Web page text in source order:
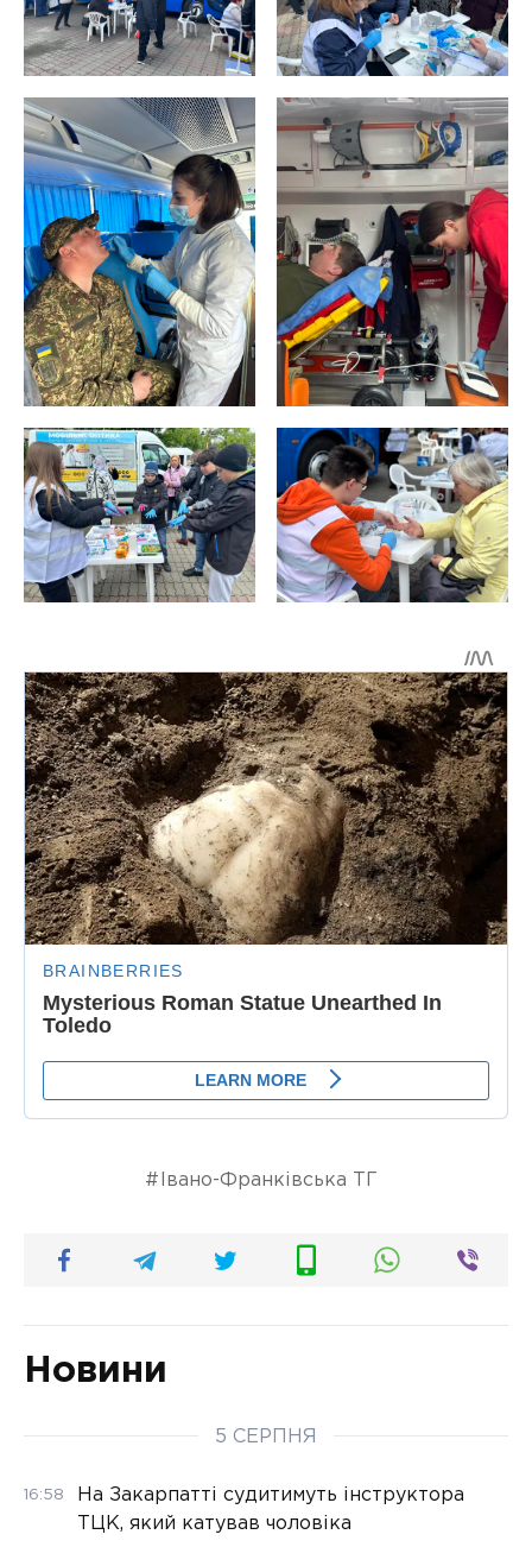
Івано-Франківська ТГ
Новини
5 СЕРПНЯ
16:58
На Закарпатті судитимуть інструктора
ТЦК, який катував чоловіка